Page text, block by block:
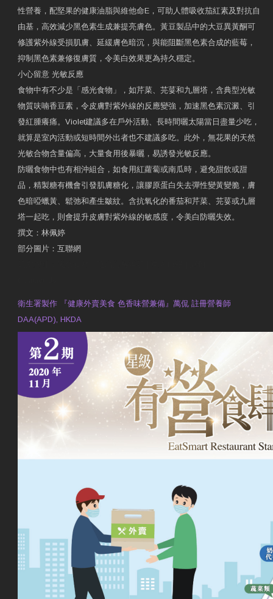
性營養，配堅果的健康油脂與維他命E，可助人體吸收茄紅素及對抗自
由基，高效減少黑色素生成兼提亮膚色。黃豆製品中的大豆異黃酮可
修護紫外線受損肌膚、延緩膚色暗沉，與能阻斷黑色素合成的藍莓，
抑制黑色素兼修復膚質，令美白效果更為持久穩定。
小心留意 光敏反應
食物中有不少是「感光食物」，如芹菜、芫荽和九層塔，含典型光敏
物質呋喃香豆素，令皮膚對紫外線的反應變強，加速黑色素沉澱、引
發紅腫癢痛。Violet建議多在戶外活動、長時間曬太陽當日盡量少吃，
就算是室內活動或短時間外出者也不建議多吃。此外，無花果的天然
光敏合物含量偏高，大量食用後暴曬，易誘發光敏反應。
防曬食物中也有相沖組合，如食用紅蘿蔔或南瓜時，避免甜飲或甜
品，精製糖有機會引發肌膚糖化，讓膠原蛋白失去彈性變黃變脆，膚
色暗啞蠟黃、鬆弛和產生皺紋。含抗氧化的番茄和芹菜、芫荽或九層
塔一起吃，則會提升皮膚對紫外線的敏感度，令美白防曬失效。
撰文：林佩婷
部分圖片：互聯網
衛生署製作 『健康外賣美食 色香味營兼備』萬侃 註冊營養師
DAA(APD), HKDA